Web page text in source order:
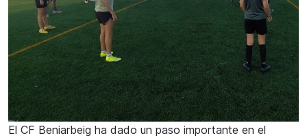
El CF Beniarbeig ha dado un paso importante en el